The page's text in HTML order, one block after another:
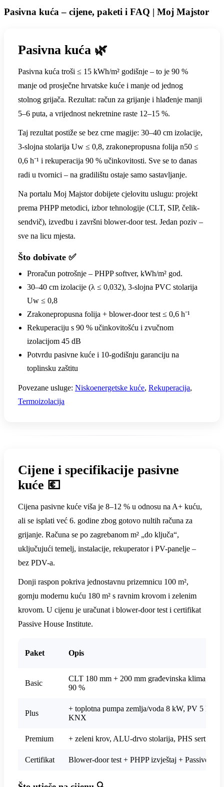
Pasivna kuća – cijene, paketi i FAQ | Moj Majstor
Pasivna kuća 🌿
Pasivna kuća troši ≤ 15 kWh/m² godišnje – to je 90 %
manje od prosječne hrvatske kuće i manje od jednog
stolnog grijača. Rezultat: račun za grijanje i hlađenje manji
5–6 puta, a vrijednost nekretnine raste 12–15 %.
Taj rezultat postiže se bez crne magije: 30–40 cm izolacije,
3-slojna stolarija Uw ≤ 0,8, zrakonepropusna folija n50 ≤
0,6 h⁻¹ i rekuperacija 90 % učinkovitosti. Sve se to danas
radi u tvornici – na gradilištu ostaje samo sastavljanje.
Na portalu Moj Majstor dobijete cjelovitu uslugu: projekt
prema PHPP metodici, izbor tehnologije (CLT, SIP, čelik-
sendvič), izvedbu i završni blower-door test. Jedan poziv –
sve na licu mjesta.
Što dobivate ✅
Proračun potrošnje – PHPP softver, kWh/m² god.
30–40 cm izolacije (λ ≤ 0,032), 3-slojna PVC stolarija
Uw ≤ 0,8
Zrakonepropusna folija + blower-door test ≤ 0,6 h⁻¹
Rekuperaciju s 90 % učinkovitošću i zvučnom
izolacijom 45 dB
Potvrdu pasivne kuće i 10-godišnju garanciju na
toplinsku zaštitu
Povezane usluge: Niskoenergetske kuće, Rekuperacija,
Termoizolacija
Cijene i specifikacije pasivne
kuće 💶
Cijena pasivne kuće viša je 8–12 % u odnosu na A+ kuću,
ali se isplati već 6. godine zbog gotovo nultih računa za
grijanje. Računa se po zagrebanom m² „do ključa“,
uključujući temelj, instalacije, rekuperator i PV-panelje –
bez PDV-a.
Donji raspon pokriva jednostavnu prizemnicu 100 m²,
gornju modernu kuću 180 m² s ravnim krovom i zelenim
krovom. U cijenu je uračunat i blower-door test i certifikat
Passive House Institute.
Paket Opis
Basic
CLT 180 mm + 200 mm građevinska klima, Ug
90 %
Plus
+ toplotna pumpa zemlja/voda 8 kW, PV 5 kW,
KNX
Premium + zeleni krov, ALU-drvo stolarija, PHS
Certifikat Blower-door test + PHPP izvještaj + Passive